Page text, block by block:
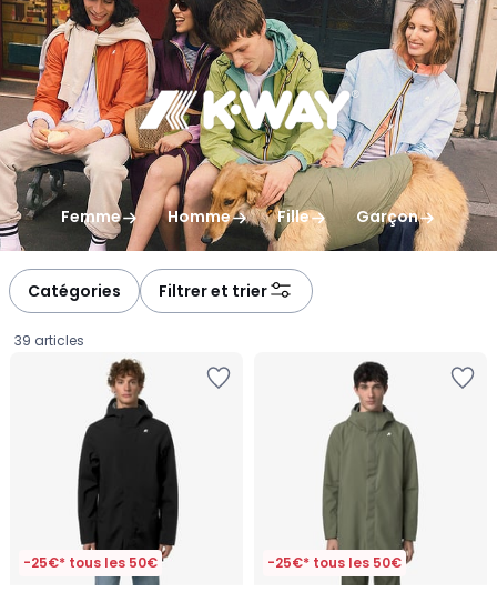
gauchedroite
Femme Homme Fille Garçon
Catégories Filtrer et trier
39 articles
-25€* tous les 50€ -25€* tous les 50€